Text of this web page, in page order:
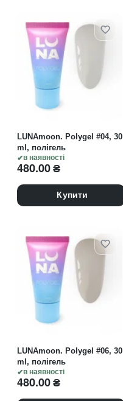
в наявності
LUNAmoon. Polygel #04, 30
ml, полігель
480.00₴
Купити
в наявності
LUNAmoon. Polygel #06, 30
ml, полігель
480.00₴